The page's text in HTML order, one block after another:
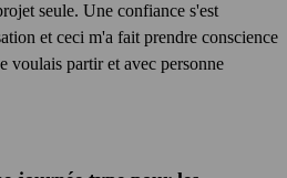
seule. Une confiance s'est
et ceci m'a fait prendre conscience
voulais partir et avec personne